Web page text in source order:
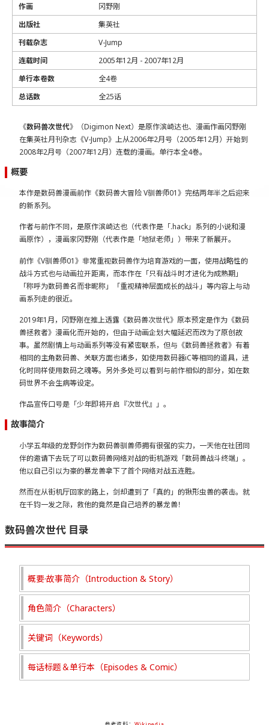
作画
冈野刚
出版社
集英社
刊载杂志
V-Jump
连载时间
2005年12月 - 2007年12月
单行本卷数
全4卷
总话数
全25话
《数码兽次世代》（Digimon Next）是原作滨崎达也、漫画作画冈野刚
在集英社月刊杂志《V-Jump》上从2006年2月号（2005年12月）开始到
2008年2月号（2007年12月）连载的漫画。单行本全4巻。
概要
本作是数码兽漫画前作《数码兽大冒险 V驯兽师01》完结两年半之后迎来
的新系列。
作者与前作不同，是原作滨崎达也（代表作是「.hack」系列的小说和漫
画原作），漫画家冈野刚（代表作是「地狱老师」）带来了新展开。
前作《V驯兽师01》非常重视数码兽作为培育游戏的一面，使用战略性的
战斗方式也与动画拉开距离，而本作在「只有战斗时才进化为成熟期」
「称呼为数码兽名而非昵称」「重视精神层面成长的战斗」等内容上与动
画系列走的很近。
2019年1月，冈野刚在推上透露《数码兽次世代》原本预定是作为《数码
兽拯救者》漫画化而开始的，但由于动画企划大幅延迟而改为了原创故
事。虽然剧情上与动画系列等没有紧密联系，但与《数码兽拯救者》有着
相同的主角数码兽、关联方面也诸多，如使用数码器iC等相同的道具，进
化时同样使用数码之魂等。另外多处可以看到与前作相似的部分，如在数
码世界不会生病等设定。
作品宣传口号是「少年即将开启『次世代』」。
故事简介
小学五年级的龙野剑作为数码兽驯兽师拥有很强的实力，一天他在社团同
伴的邀请下去玩了可以数码兽网络对战的街机游戏「数码兽战斗终端」。
他以自己引以为豪的暴龙兽拿下了首个网络对战五连胜。
然而在从街机厅回家的路上，剑却遭到了「真的」的锹形虫兽的袭击。就
在千钧一发之际，救他的竟然是自己培养的暴龙兽！
数码兽次世代 目录
概要·故事简介（Introduction & Story）
角色简介（Characters）
关键词（Keywords）
每话标题＆单行本（Episodes & Comic）